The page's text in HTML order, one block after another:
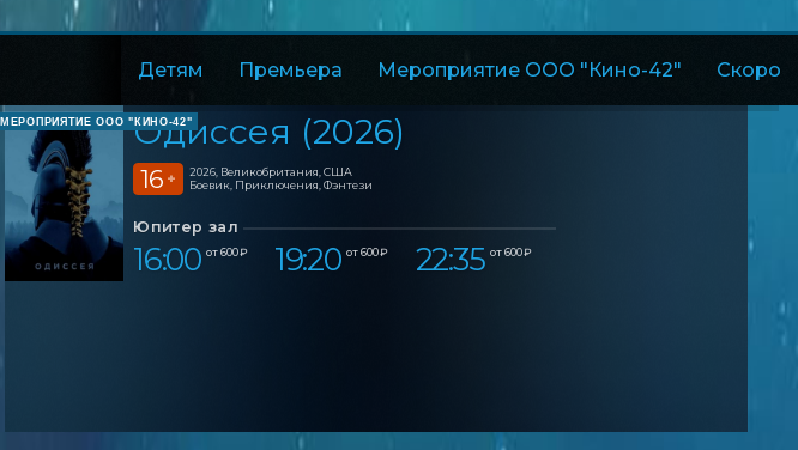
Детям Премьера Мероприятие ООО "Кино-42" Скоро
МЕРОПРИЯТИЕ ООО "КИНО-42"Одиссея (2026)
16 +
2026, Великобритания, США
Боевик, Приключения, Фэнтези
Юпитер зал
16:00 от 600 ₽ 19:20 от 600 ₽ 22:35 от 600 ₽